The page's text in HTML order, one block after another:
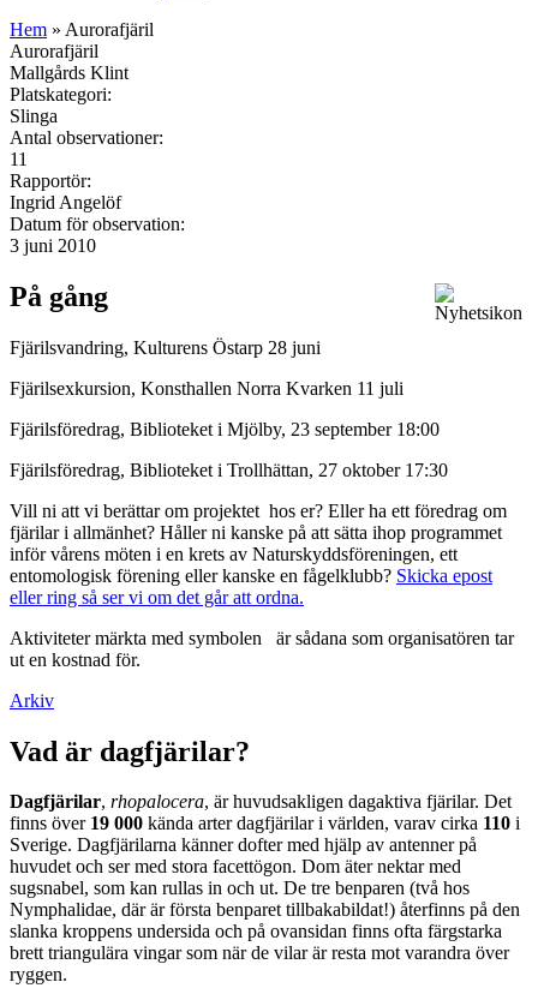
Hem » Aurorafjäril
Aurorafjäril
Mallgårds Klint
Platskategori:
Slinga
Antal observationer:
11
Rapportör:
Ingrid Angelöf
Datum för observation:
3 juni 2010
På gång
Fjärilsvandring, Kulturens Östarp 28 juni
Fjärilsexkursion, Konsthallen Norra Kvarken 11 juli
Fjärilsföredrag, Biblioteket i Mjölby, 23 september 18:00
Fjärilsföredrag, Biblioteket i Trollhättan, 27 oktober 17:30
Vill ni att vi berättar om projektet hos er? Eller ha ett föredrag om
fjärilar i allmänhet? Håller ni kanske på att sätta ihop programmet
inför vårens möten i en krets av Naturskyddsföreningen, ett
entomologisk förening eller kanske en fågelklubb? Skicka epost
eller ring så ser vi om det går att ordna.
Aktiviteter märkta med symbolen
är sådana som organisatören tar
ut en kostnad för.
Arkiv
Vad är dagfjärilar?
Dagfjärilar, rhopalocera, är huvudsakligen dagaktiva fjärilar. Det
finns över 19 000 kända arter dagfjärilar i världen, varav cirka 110 i
Sverige. Dagfjärilarna känner dofter med hjälp av antenner på
huvudet och ser med stora facettögon. Dom äter nektar med
sugsnabel, som kan rullas in och ut. De tre benparen (två hos
Nymphalidae, där är första benparet tillbakabildat!) återfinns på den
slanka kroppens undersida och på ovansidan finns ofta färgstarka
brett triangulära vingar som när de vilar är resta mot varandra över
ryggen.